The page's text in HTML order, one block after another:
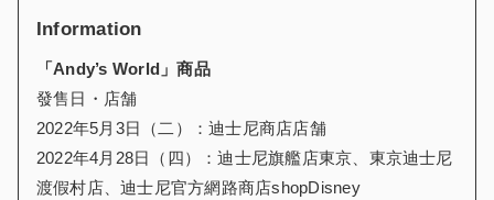
Information
「Andy’s World 」商品
發售日・店舗
2022年5月3日（二）：迪士尼商店店舗
2022年4月28日（四）：迪士尼旗艦店東京、東京迪士尼
渡假村店、迪士尼官方網路商店shopDisney